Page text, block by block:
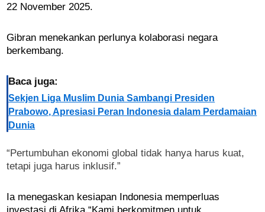
22 November 2025.
Gibran menekankan perlunya kolaborasi negara
berkembang.
Baca juga:
Sekjen Liga Muslim Dunia Sambangi Presiden
Prabowo, Apresiasi Peran Indonesia dalam Perdamaian
Dunia
“Pertumbuhan ekonomi global tidak hanya harus kuat,
tetapi juga harus inklusif.”
Ia menegaskan kesiapan Indonesia memperluas